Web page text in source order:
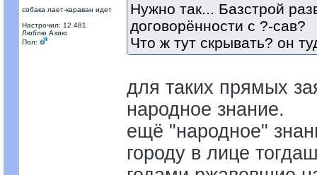
собака лает-караван идет
Настрочил: 12 481
Люблю Азию
Пол:
Нужно так... Базстрой
договорённости с ?-сав?
Что ж тут скрывать? он
для таких прямых
народное знание.
ещё "народное"
городу в лице